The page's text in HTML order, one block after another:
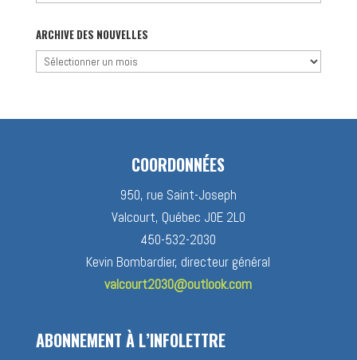
catégorie
ARCHIVE DES NOUVELLES
Archive
COORDONNÉES
950, rue Saint-Joseph
Valcourt, Québec J0E 2L0
450-532-2030
Kevin Bombardier, directeur général
valcourt2030@outlook.com
ABONNEMENT À L’INFOLETTRE